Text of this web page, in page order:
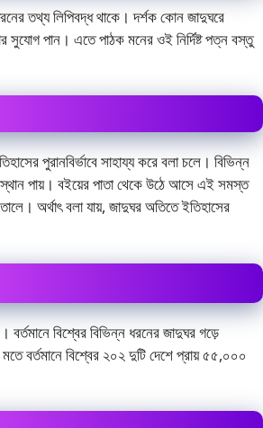
তথ্য লিপিবদ্ধ থাকে। দর্শক কোন জাদুঘরে
সুযোগ পান। এতে পাঠক মনের ওই নির্দিষ্ট পত্ন বস্তু
পুরানবির্ভাবে সাহায্য করে বলা চলে। বিভিন্ন
পায়। বইয়ের পাতা থেকে উঠে আসে এই সমস্ত
অর্থাৎ বলা যায়, জাদুঘর অতিতে ইতিহাসের
বিশ্বের বিভিন্ন ধরনের জাদুঘর গড়ে
বিশ্বের ২০২ দুটি দেশে প্রায় ৫৫,০০০